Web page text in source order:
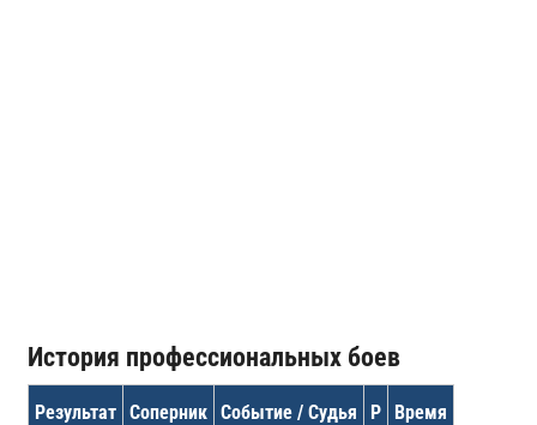
История профессиональных боев
Результат Соперник Событие / Судья Р Время